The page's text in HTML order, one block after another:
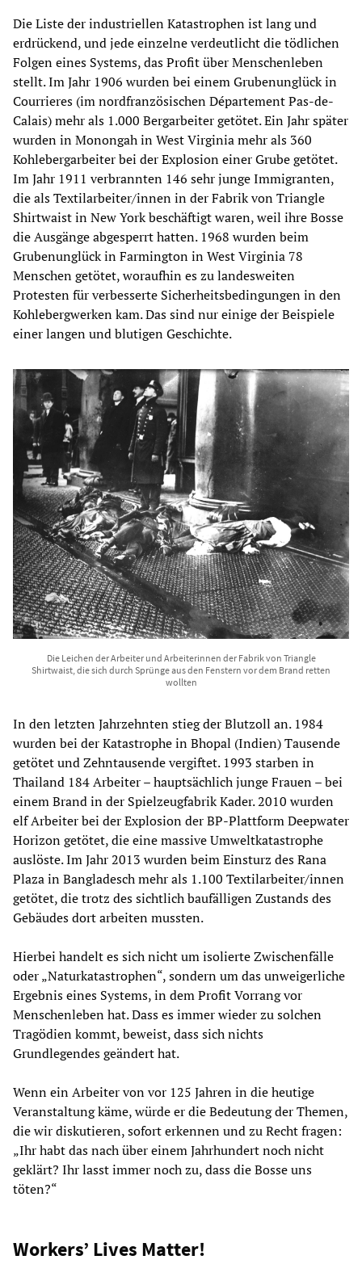
Die Liste der industriellen Katastrophen ist lang und
erdrückend, und jede einzelne verdeutlicht die tödlichen
Folgen eines Systems, das Profit über Menschenleben
stellt. Im Jahr 1906 wurden bei einem Grubenunglück in
Courrieres (im nordfranzösischen Département Pas-de-
Calais) mehr als 1.000 Bergarbeiter getötet. Ein Jahr später
wurden in Monongah in West Virginia mehr als 360
Kohlebergarbeiter bei der Explosion einer Grube getötet.
Im Jahr 1911 verbrannten 146 sehr junge Immigranten,
die als Textilarbeiter/innen in der Fabrik von Triangle
Shirtwaist in New York beschäftigt waren, weil ihre Bosse
die Ausgänge abgesperrt hatten. 1968 wurden beim
Grubenunglück in Farmington in West Virginia 78
Menschen getötet, woraufhin es zu landesweiten
Protesten für verbesserte Sicherheitsbedingungen in den
Kohlebergwerken kam. Das sind nur einige der Beispiele
einer langen und blutigen Geschichte.
Die Leichen der Arbeiter und Arbeiterinnen der Fabrik von Triangle
Shirtwaist, die sich durch Sprünge aus den Fenstern vor dem Brand retten
wollten
In den letzten Jahrzehnten stieg der Blutzoll an. 1984
wurden bei der Katastrophe in Bhopal (Indien) Tausende
getötet und Zehntausende vergiftet. 1993 starben in
Thailand 184 Arbeiter – hauptsächlich junge Frauen – bei
einem Brand in der Spielzeugfabrik Kader. 2010 wurden
elf Arbeiter bei der Explosion der BP-Plattform Deepwater
Horizon getötet, die eine massive Umweltkatastrophe
auslöste. Im Jahr 2013 wurden beim Einsturz des Rana
Plaza in Bangladesch mehr als 1.100 Textilarbeiter/innen
getötet, die trotz des sichtlich baufälligen Zustands des
Gebäudes dort arbeiten mussten.
Hierbei handelt es sich nicht um isolierte Zwischenfälle
oder „Naturkatastrophen“, sondern um das unweigerliche
Ergebnis eines Systems, in dem Profit Vorrang vor
Menschenleben hat. Dass es immer wieder zu solchen
Tragödien kommt, beweist, dass sich nichts
Grundlegendes geändert hat.
Wenn ein Arbeiter von vor 125 Jahren in die heutige
Veranstaltung käme, würde er die Bedeutung der Themen,
die wir diskutieren, sofort erkennen und zu Recht fragen:
„Ihr habt das nach über einem Jahrhundert noch nicht
geklärt? Ihr lasst immer noch zu, dass die Bosse uns
töten?“
Workers’ Lives Matter!